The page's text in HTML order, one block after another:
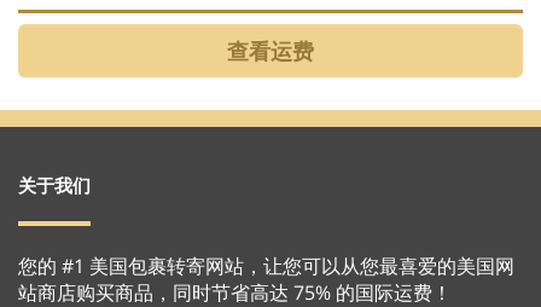
关于我们
您的 #1 美国包裹转寄网站，让您可以从您最喜爱的美国网
站商店购买商品，同时节省高达 75% 的国际运费！